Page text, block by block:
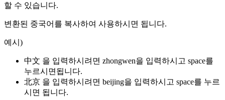
할 수 있습니다.
변환된 중국어를 복사하여 사용하시면 됩니다.
예시)
中文 을 입력하시려면 zhongwen을 입력하시고 space를
누르시면됩니다.
北京 을 입력하시려면 beijing을 입력하시고 space를 누르
시면 됩니다.